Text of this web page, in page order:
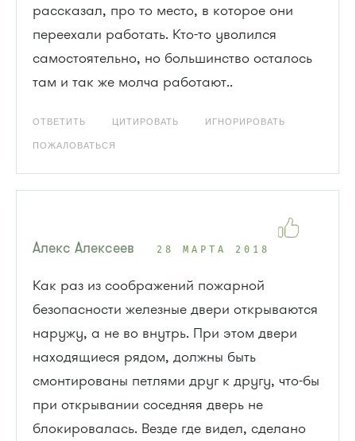
рассказал, про то место, в которое они
переехали работать. Кто-то уволился
самостоятельно, но большинство осталось
там и так же молча работают..
ОТВЕТИТЬ ЦИТИРОВАТЬ ИГНОРИРОВАТЬ
ПОЖАЛОВАТЬСЯ
Алекс Алексеев 28 МАРТА 2018
Как раз из соображений пожарной
безопасности железные двери открываются
наружу, а не во внутрь. При этом двери
находящиеся рядом, должны быть
смонтированы петлями друг к другу, что-бы
при открывании соседняя дверь не
блокировалась. Везде где видел, сделано